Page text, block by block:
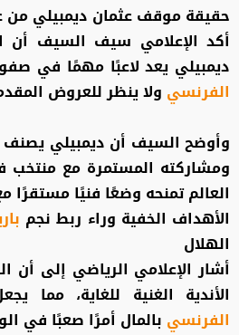
حقيقة موقف عثمان ديمبيلي
أكد الإعلامي سيف السيف أن
ديمبيلي يعد لاعبًا مهمًا في
الفرنسي ولا ينظر للعروض
وأوضح السيف أن ديمبيلي يصنف
ومشاركته المستمرة مع
العالم تمنحه وضعًا فنيًا مستقرًا
الأهداف الخفية وراء ربط نجم
الهلال
أشار الإعلامي الرياضي إلى أن
الأندية الغنية للغاية، مما
الفرنسي بالمال أمرًا صعبًا في